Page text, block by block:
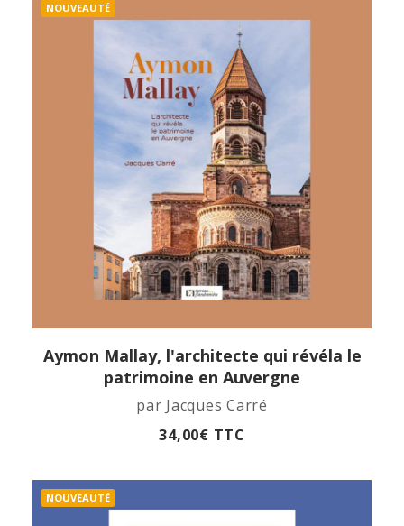
NOUVEAUTÉ
APERÇU RAPIDE
Aymon Mallay, l'architecte qui révéla le
patrimoine en Auvergne
par Jacques Carré
34,00€ TTC
NOUVEAUTÉ